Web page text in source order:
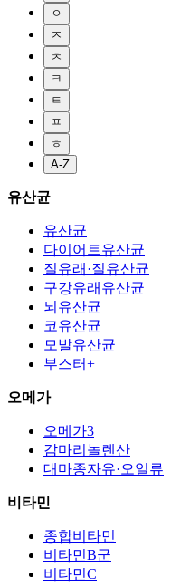
ㅇ
ㅈ
ㅊ
ㅋ
ㅌ
ㅍ
ㅎ
A-Z
유산균
유산균
다이어트유산균
질유래·질유산균
구강유래유산균
뇌유산균
코유산균
모발유산균
부스터+
오메가
오메가3
감마리놀렌산
대마종자유·오일류
비타민
종합비타민
비타민B군
비타민C